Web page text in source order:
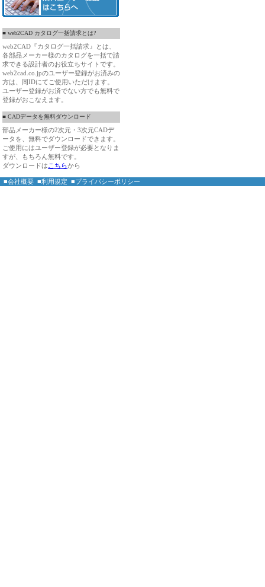
■ web2CAD カタログ一括請求とは?
web2CAD『カタログ一括請求』とは、
各部品メーカー様のカタログを一括で請
求できる設計者のお役立ちサイトです。
web2cad.co.jpのユーザー登録がお済みの
方は、同IDにてご使用いただけます。
ユーザー登録がお済でない方でも無料で
登録がおこなえます。
■ CADデータを無料ダウンロード
部品メーカー様の2次元・3次元CADデ
ータを、無料でダウンロードできます。
ご使用にはユーザー登録が必要となりま
すが、もちろん無料です。
ダウンロードは こちらから
■会社概要 ■利用規定 ■プライバシーポリシー